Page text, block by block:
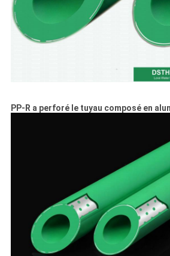
PP-R a perforé le tuyau composé en